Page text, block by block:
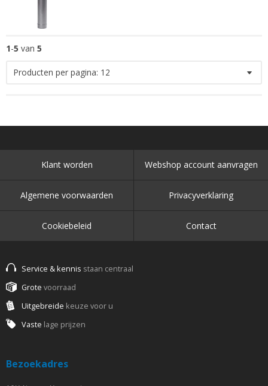
1-5 van 5
Producten per pagina: 12
Klant worden Webshop account aanvragen
Algemene voorwaarden Privacyverklaring
Cookiebeleid Contact
Service & kennis staan centraal
Grote voorraad
Uitgebreide keuze voor u
Vaste lage prijzen
Bezoekadres